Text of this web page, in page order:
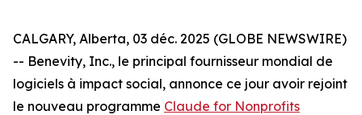
CALGARY, Alberta, 03 déc. 2025 (GLOBE NEWSWIRE)
-- Benevity, Inc., le principal fournisseur mondial de
logiciels à impact social, annonce ce jour avoir rejoint
le nouveau programme Claude for Nonprofits